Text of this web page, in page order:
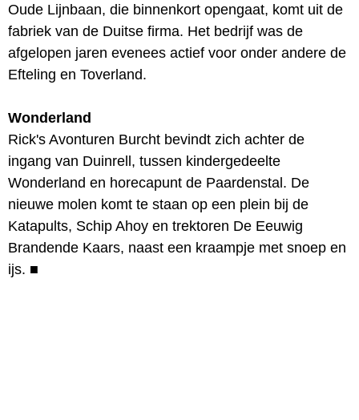
Oude Lijnbaan, die binnenkort opengaat, komt uit de
fabriek van de Duitse firma. Het bedrijf was de
afgelopen jaren evenees actief voor onder andere de
Efteling en Toverland.
Wonderland
Rick's Avonturen Burcht bevindt zich achter de
ingang van Duinrell, tussen kindergedeelte
Wonderland en horecapunt de Paardenstal. De
nieuwe molen komt te staan op een plein bij de
Katapults, Schip Ahoy en trektoren De Eeuwig
Brandende Kaars, naast een kraampje met snoep en
ijs. ■